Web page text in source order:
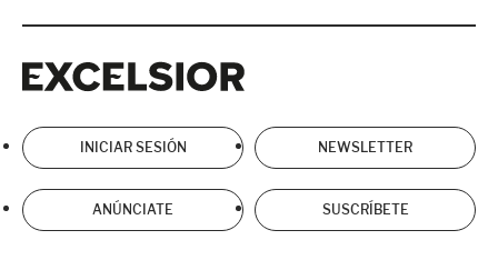
INICIAR SESIÓN NEWSLETTER
ANÚNCIATE SUSCRÍBETE